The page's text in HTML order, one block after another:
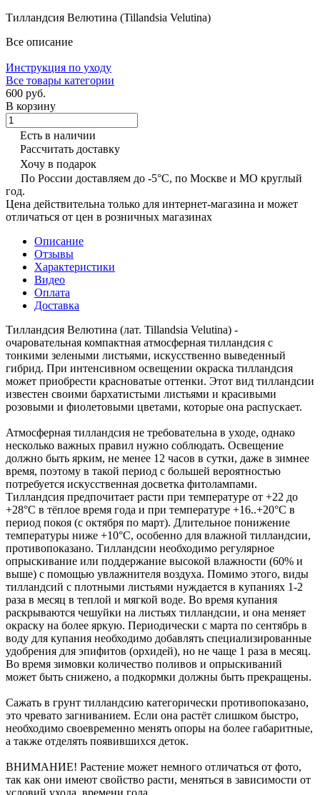
Тилландсия Велютина (Tillandsia Velutina)
Все описание
Инструкция по уходу
Все товары категории
600 руб.
В корзину
Есть в наличии
Рассчитать доставку
Хочу в подарок
По России доставляем до -5°C, по Москве и МО круглый
год.
Цена действительна только для интернет-магазина и может
отличаться от цен в розничных магазинах
Описание
Отзывы
Характеристики
Видео
Оплата
Доставка
Тилландсия Велютина (лат. Tillandsia Velutina) -
очаровательная компактная атмосферная тилландсия с
тонкими зелеными листьями, искусственно выведенный
гибрид. При интенсивном освещении окраска тилландсия
может приобрести красноватые оттенки. Этот вид тилландсии
известен своими бархатистыми листьями и красивыми
розовыми и фиолетовыми цветами, которые она распускает.
Атмосферная тилландсия не требовательна в уходе, однако
несколько важных правил нужно соблюдать. Освещение
должно быть ярким, не менее 12 часов в сутки, даже в зимнее
время, поэтому в такой период с большей вероятностью
потребуется искусственная досветка фитолампами.
Тилландсия предпочитает расти при температуре от +22 до
+28°С в тёплое время года и при температуре +16..+20°С в
период покоя (с октября по март). Длительное понижение
температуры ниже +10°С, особенно для влажной тилландсии,
противопоказано. Тилландсии необходимо регулярное
опрыскивание или поддержание высокой влажности (60% и
выше) с помощью увлажнителя воздуха. Помимо этого, виды
тилландсий с плотными листьями нуждается в купаниях 1-2
раза в месяц в теплой и мягкой воде. Во время купания
раскрываются чешуйки на листьях тилландсии, и она меняет
окраску на более яркую. Периодически с марта по сентябрь в
воду для купания необходимо добавлять специализированные
удобрения для эпифитов (орхидей), но не чаще 1 раза в месяц.
Во время зимовки количество поливов и опрыскиваний
может быть снижено, а подкормки должны быть прекращены.
Сажать в грунт тилландсию категорически противопоказано,
это чревато загниванием. Если она растёт слишком быстро,
необходимо своевременно менять опоры на более габаритные,
а также отделять появившихся деток.
ВНИМАНИЕ! Растение может немного отличаться от фото,
так как они имеют свойство расти, меняться в зависимости от
условий ухода, времени года.